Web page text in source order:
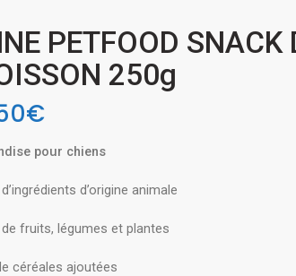
PETFOOD SNACK
250g
€
pour chiens
d’origine animale
de fruits, légumes et plantes
céréales ajoutées